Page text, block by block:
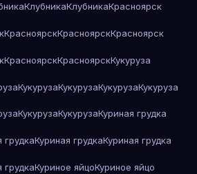
КлубникаКлубникаКрасноярск
КрасноярскКрасноярскКрасноярск
КрасноярскКрасноярскКукуруза
КукурузаКукурузаКукурузаКукуруза
КукурузаКукурузаКуриная грудка
грудкаКуриная грудкаКуриная грудка
грудкаКуриное яйцоКуриное яйцо